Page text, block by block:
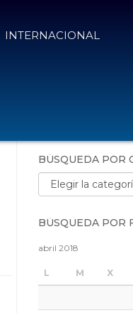
INTERNACIONAL
BÚSQUEDA POR
Búsqueda por
BÚSQUEDA POR
abril 2018
L M X